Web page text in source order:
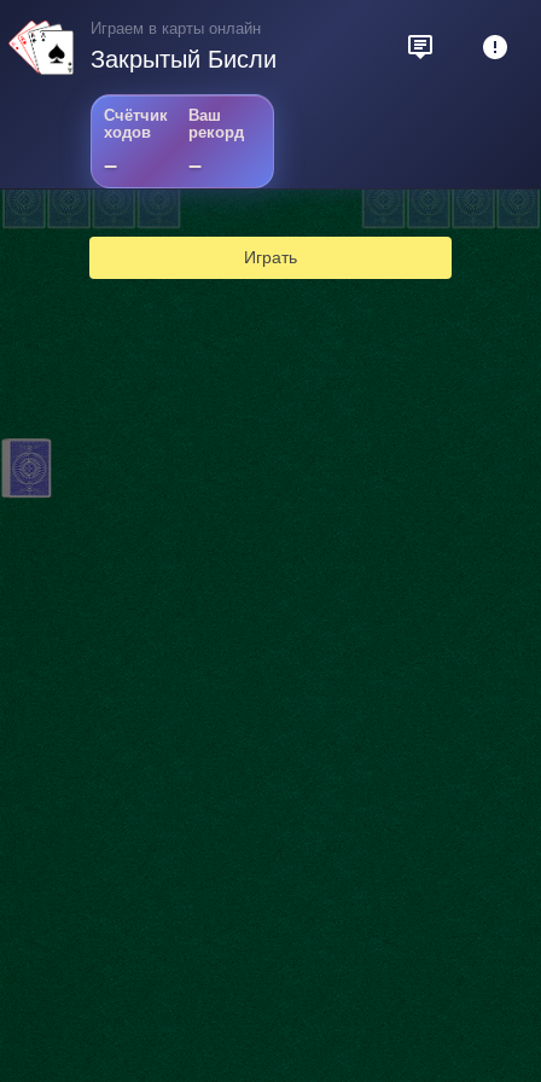
Играем в карты онлайн
Закрытый Бисли
Счётчик
ходов
–
Ваш
рекорд
–
Играть